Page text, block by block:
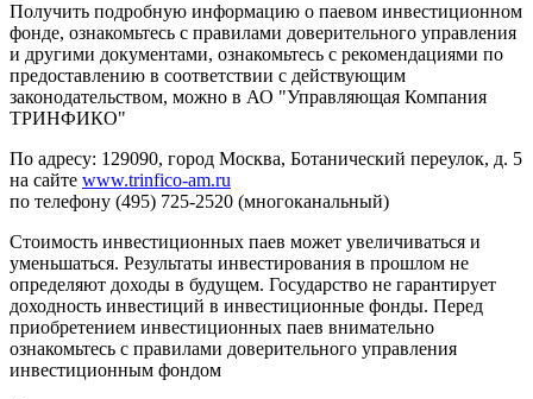
Получить подробную информацию о паевом инвестиционном
фонде, ознакомьтесь с правилами доверительного управления
и другими документами, ознакомьтесь с рекомендациями по
предоставлению в соответствии с действующим
законодательством, можно в АО "Управляющая Компания
ТРИНФИКО"
По адресу: 129090, город Москва, Ботанический переулок, д. 5
на сайте www.trinfico-am.ru
по телефону (495) 725-2520 (многоканальный)
Стоимость инвестиционных паев может увеличиваться и
уменьшаться. Результаты инвестирования в прошлом не
определяют доходы в будущем. Государство не гарантирует
доходность инвестиций в инвестиционные фонды. Перед
приобретением инвестиционных паев внимательно
ознакомьтесь с правилами доверительного управления
инвестиционным фондом